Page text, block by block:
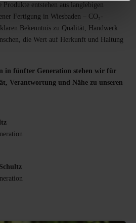
entstehen aus langlebigen
Fertigung in Wiesbaden – CO₂-
Bekenntnis zu Qualität, Handwerk
die Wert auf Herkunft und Haltung
in fünfter Generation stehen wir für
Verantwortung und Nähe zu unseren